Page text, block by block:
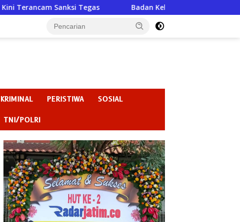
Badan Kehormatan atau Badan Pembiaran ? “Ketika
KRIMINAL PERISTIWA SOSIAL
TNI/POLRI